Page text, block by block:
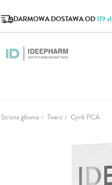
DARMOWA DOSTAWA OD119 zł
Strona główna Twarz Cynk PCA